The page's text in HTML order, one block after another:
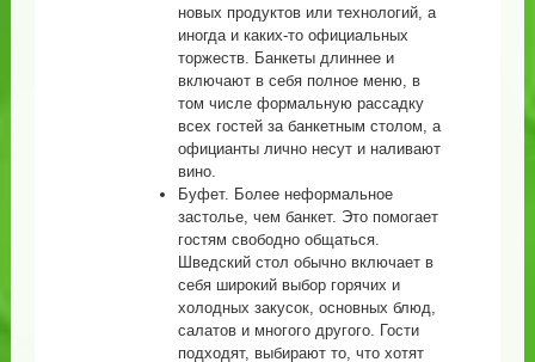
новых продуктов или технологий, а
иногда и каких-то официальных
торжеств. Банкеты длиннее и
включают в себя полное меню, в
том числе формальную рассадку
всех гостей за банкетным столом, а
официанты лично несут и наливают
вино.
Буфет. Более неформальное
застолье, чем банкет. Это помогает
гостям свободно общаться.
Шведский стол обычно включает в
себя широкий выбор горячих и
холодных закусок, основных блюд,
салатов и многого другого. Гости
подходят, выбирают то, что хотят